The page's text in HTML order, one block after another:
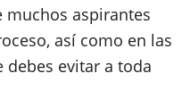
muchos aspirantes
así como en las
debes evitar a toda